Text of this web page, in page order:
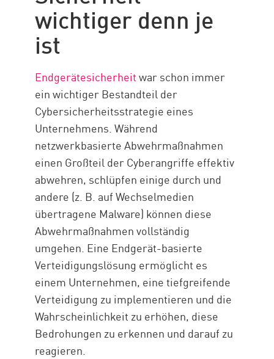
wichtiger denn je
ist
Endgerätesicherheitwar schon immer
ein wichtiger Bestandteil der
Cybersicherheitsstrategie eines
Unternehmens. Während
netzwerkbasierte Abwehrmaßnahmen
einen Großteil der Cyberangriffe effektiv
abwehren, schlüpfen einige durch und
andere (z. B. auf Wechselmedien
übertragene Malware) können diese
Abwehrmaßnahmen vollständig
umgehen. Eine Endgerät-basierte
Verteidigungslösung ermöglicht es
einem Unternehmen, eine tiefgreifende
Verteidigung zu implementieren und die
Wahrscheinlichkeit zu erhöhen, diese
Bedrohungen zu erkennen und darauf zu
reagieren.